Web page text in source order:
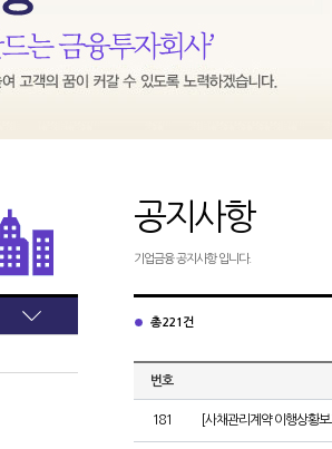
공지사항
기업금융 공지사항 입니다.
총 221건
번호
181 [사채관리계약 이행상황